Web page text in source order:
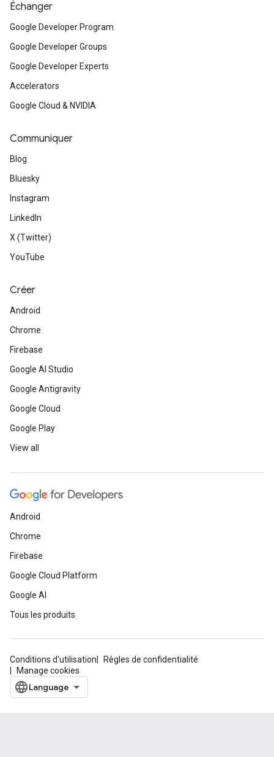
Échanger
Google Developer Program
Google Developer Groups
Google Developer Experts
Accelerators
Google Cloud & NVIDIA
Communiquer
Blog
Bluesky
Instagram
LinkedIn
X (Twitter)
YouTube
Créer
Android
Chrome
Firebase
Google AI Studio
Google Antigravity
Google Cloud
Google Play
View all
Android
Chrome
Firebase
Google Cloud Platform
Google AI
Tous les produits
Conditions d'utilisation
Règles de confidentialité
Manage cookies